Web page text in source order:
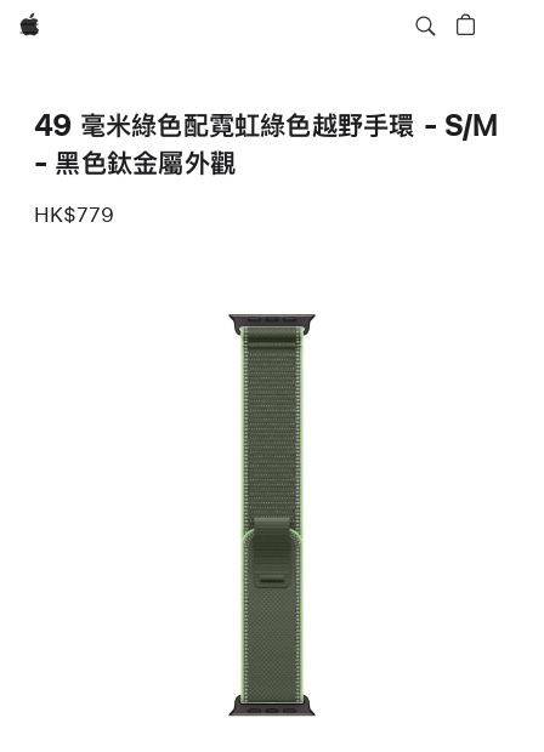
Apple
49 毫米綠色配霓虹綠色越野手環 - S/M
- 黑色鈦金屬外觀
HK$779